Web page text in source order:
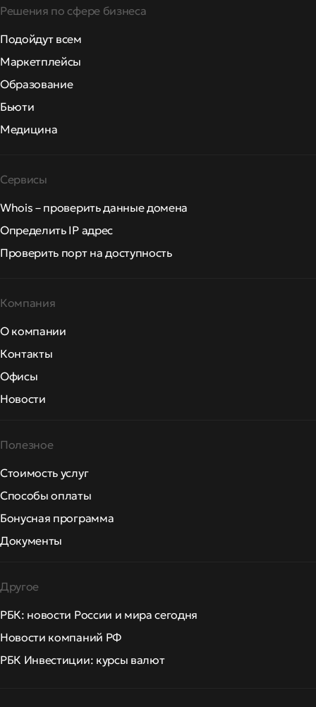
Решения по сфере бизнеса
Подойдут всем
Маркетплейсы
Образование
Бьюти
Медицина
Сервисы
Whois – проверить данные домена
Определить IP адрес
Проверить порт на доступность
Компания
О компании
Контакты
Офисы
Новости
Полезное
Стоимость услуг
Способы оплаты
Бонусная программа
Документы
Другое
РБК: новости России и мира сегодня
Новости компаний РФ
РБК Инвестиции: курсы валют